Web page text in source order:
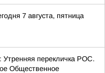
7 августа, пятница
Утренняя перекличка РОС.
Общественное